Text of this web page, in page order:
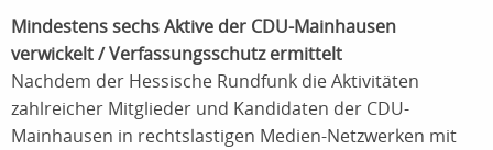
Mindestens sechs Aktive der CDU-Mainhausen
verwickelt / Verfassungsschutz ermittelt
Nachdem der Hessische Rundfunk die Aktivitäten
zahlreicher Mitglieder und Kandidaten der CDU-
Mainhausen in rechtslastigen Medien-Netzwerken mit